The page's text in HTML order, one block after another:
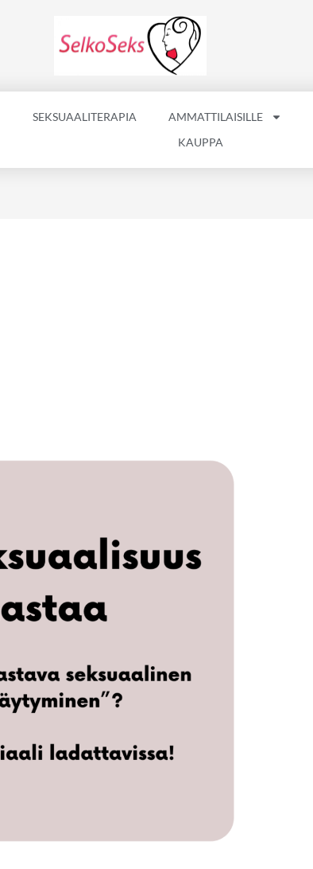
SEKSUAALITERAPIA AMMATTILAISILLE
KAUPPA